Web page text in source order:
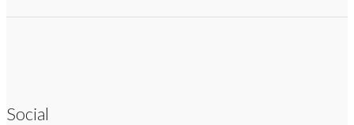
Social